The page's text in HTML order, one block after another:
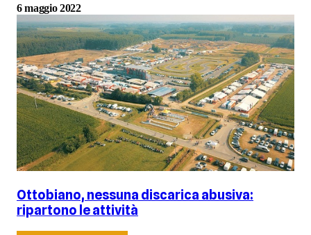
6 maggio 2022
Ottobiano, nessuna discarica abusiva:
ripartono le attività